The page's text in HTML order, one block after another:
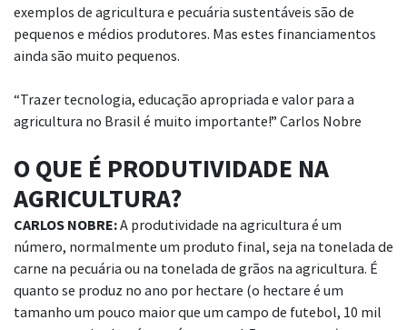
exemplos de agricultura e pecuária sustentáveis são de
pequenos e médios produtores. Mas estes financiamentos
ainda são muito pequenos.
“Trazer tecnologia, educação apropriada e valor para a
agricultura no Brasil é muito importante!” Carlos Nobre
O QUE É PRODUTIVIDADE NA
AGRICULTURA?
CARLOS NOBRE:A produtividade na agricultura é um
número, normalmente um produto final, seja na tonelada de
carne na pecuária ou na tonelada de grãos na agricultura. É
quanto se produz no ano por hectare (o hectare é um
tamanho um pouco maior que um campo de futebol, 10 mil